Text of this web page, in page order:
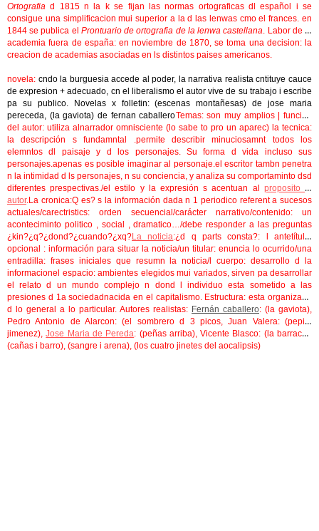
Ortografia d 1815 n la k se fijan las normas ortograficas dl español i se
consigue una simplificacion mui superior a la d las lenwas cmo el frances. en
1844 se publica el Prontuario de ortografia de la lenwa castellana. Labor de la
academia fuera de españa: en noviembre de 1870, se toma una decision: la
creacion de academias asociadas en ls distintos paises americanos.
novela: cndo la burguesia accede al poder, la narrativa realista cntituye cauce
de expresion + adecuado, cn el liberalismo el autor vive de su trabajo i escribe
pa su publico. Novelas x folletin: (escenas montañesas) de jose maria
pereceda, (la gaviota) de fernan caballeroTemas: son muy amplios
| función
del autor: utiliza al narrador omnisciente (lo sabe to pro un aparec) la tecnica:
la descripción s fundamntal .permite describir minuciosamnt todos los
elemntos dl paisaje y d los personajes. Su forma d vida incluso sus
personajes.apenas es posible imaginar al personaje.el escritor tambn penetra
n la intimidad d ls personajes, n su conciencia, y analiza su comportaminto dsd
diferentes prespectivas./el estilo y la expresión s acentuan al proposito dl
autor.La cronica:Q es?s la información dada n 1 periodico referent a sucesos
actuales/carectristics: orden secuencial/carácter narrativo/contenido: un
aconteciminto politico , social , dramatico…/debe responder a las preguntas
¿kin?¿q?¿dond?¿cuando?¿xq?La noticia:¿d q parts consta?: l antetítulo,
opcional : información para situar la noticia/un titular: enuncia lo ocurrido/una
entradilla: frases iniciales que resumn la noticia/l cuerpo: desarrollo d la
informacionel espacio:ambientes elegidos mui variados, sirven pa desarrollar
el relato d un mundo complejo n dond l individuo esta sometido a las
presiones d 1a sociedadnacida en el capitalismo. Estructura:esta organizado
d lo general a lo particular. Autores realistas: Fernán caballero: (la gaviota),
Pedro Antonio de Alarcon: (el sombrero d 3 picos,Juan Valera:(pepita
jimenez),Jose Maria de Pereda: (peñas arriba),Vicente Blasco: (la barraca),
(cañas i barro), (sangre i arena), (los cuatro jinetes del aocalipsis)